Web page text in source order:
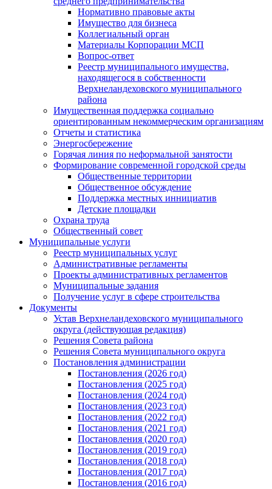
Нормативно правовые акты
Имущество для бизнеса
Коллегиальный орган
Материалы Корпорации МСП
Вопрос-ответ
Реестр муниципального имущества,
находящегося в собственности
Верхнеландеховского муниципального
района
Имущественная поддержка социально
ориентированным некоммерческим организациям
Отчеты и статистика
Энергосбережение
Горячая линия по неформальной занятости
Формирование современной городской среды
Общественные территории
Общественное обсуждение
Поддержка местных иннициатив
Детские площадки
Охрана труда
Общественный совет
Муниципальные услуги
Реестр муниципальных услуг
Административные регламенты
Проекты административных регламентов
Муниципальные задания
Получение услуг в сфере строительства
Документы
Устав Верхнеландеховского муниципального
округа (действующая редакция)
Решения Совета района
Решения Совета муниципального округа
Постановления администрации
Постановления (2026 год)
Постановления (2025 год)
Постановления (2024 год)
Постановления (2023 год)
Постановления (2022 год)
Постановления (2021 год)
Постановления (2020 год)
Постановления (2019 год)
Постановления (2018 год)
Постановления (2017 год)
Постановления (2016 год)